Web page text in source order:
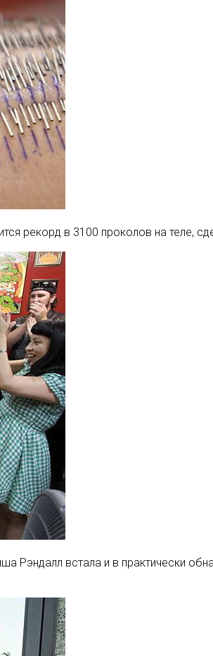
рекорд в 3100 проколов на теле,
Рэндалл встала и в практически